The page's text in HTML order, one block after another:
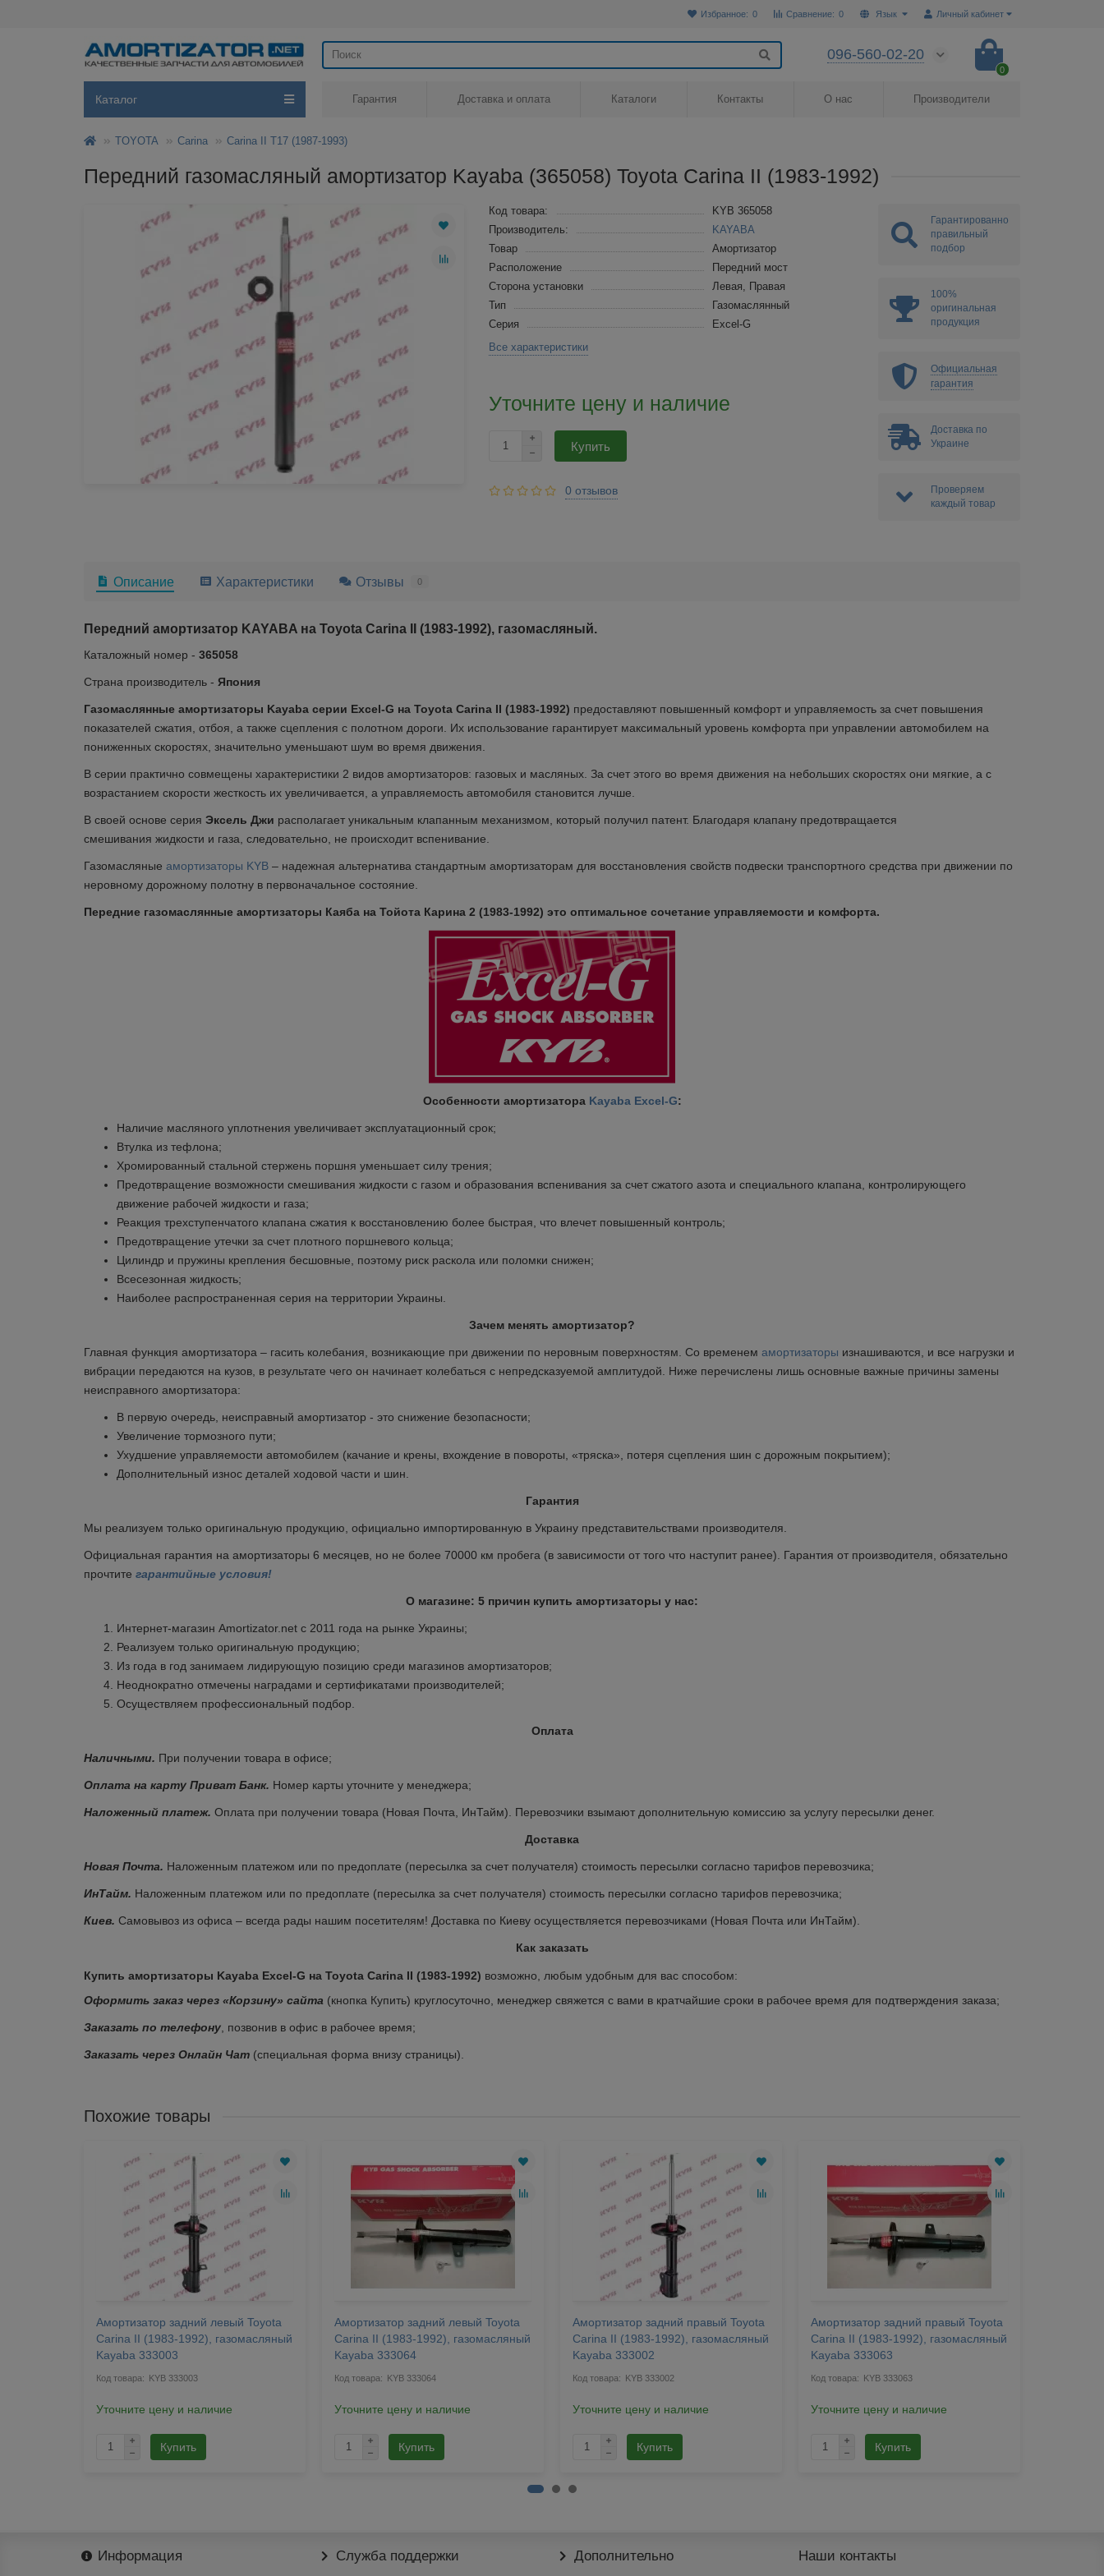
Личный кабинет
Язык
Сравнение: 0
Избранное: 0
096-560-02-20
0
Каталог Гарантия Доставка и оплата Каталоги Контакты О нас Производители
TOYOTA Carina Carina II T17 (1987-1993)
Выберите язык магазина
Передний газомасляный амортизатор Kayaba (365058) Toyota Carina II (1983-1992)
Код товара:
KYB 365058
Производитель:
KAYABA
Товар
Амортизатор
Расположение
Передний мост
Сторона установки
Левая, Правая
Тип
Газомаслянный
Серия
Excel-G
Все характеристики
Уточните цену и наличие
Купить
0 отзывов
Гарантированно
правильный
подбор
100%
оригинальная
продукция
Официальная
гарантия
Доставка по
Украине
Проверяем
каждый товар
Описание Характеристики Отзывы 0
Передний амортизатор KAYABA на Toyota Carina II (1983-1992), газомасляный.
Каталожный номер - 365058
Страна производитель - Япония
Газомаслянные амортизаторы Kayaba серии Excel-G на Toyota Carina II (1983-1992) предоставляют повышенный комфорт и управляемость за счет повышения
показателей сжатия, отбоя, а также сцепления с полотном дороги. Их использование гарантирует максимальный уровень комфорта при управлении автомобилем на
пониженных скоростях, значительно уменьшают шум во время движения.
В серии практично совмещены характеристики 2 видов амортизаторов: газовых и масляных. За счет этого во время движения на небольших скоростях они мягкие, а с
возрастанием скорости жесткость их увеличивается, а управляемость автомобиля становится лучше.
В своей основе серия Эксель Джи располагает уникальным клапанным механизмом, который получил патент. Благодаря клапану предотвращается
смешивания жидкости и газа, следовательно, не происходит вспенивание.
Газомасляные амортизаторы KYB – надежная альтернатива стандартным амортизаторам для восстановления свойств подвески транспортного средства при движении по
неровному дорожному полотну в первоначальное состояние.
Передние газомаслянные амортизаторы Каяба на Тойота Карина 2 (1983-1992) это оптимальное сочетание управляемости и комфорта.
Особенности амортизатора Kayaba Excel-G:
Наличие масляного уплотнения увеличивает эксплуатационный срок;
Втулка из тефлона;
Хромированный стальной стержень поршня уменьшает силу трения;
Предотвращение возможности смешивания жидкости с газом и образования вспенивания за счет сжатого азота и специального клапана, контролирующего
движение рабочей жидкости и газа;
Реакция трехступенчатого клапана сжатия к восстановлению более быстрая, что влечет повышенный контроль;
Предотвращение утечки за счет плотного поршневого кольца;
Цилиндр и пружины крепления бесшовные, поэтому риск раскола или поломки снижен;
Всесезонная жидкость;
Наиболее распространенная серия на территории Украины.
Зачем менять амортизатор?
Главная функция амортизатора – гасить колебания, возникающие при движении по неровным поверхностям. Со временем амортизаторы изнашиваются, и все нагрузки и
вибрации передаются на кузов, в результате чего он начинает колебаться с непредсказуемой амплитудой. Ниже перечислены лишь основные важные причины замены
неисправного амортизатора:
В первую очередь, неисправный амортизатор - это снижение безопасности;
Увеличение тормозного пути;
Ухудшение управляемости автомобилем (качание и крены, вхождение в повороты, «тряска», потеря сцепления шин с дорожным покрытием);
Дополнительный износ деталей ходовой части и шин.
Гарантия
Мы реализуем только оригинальную продукцию, официально импортированную в Украину представительствами производителя.
Официальная гарантия на амортизаторы 6 месяцев, но не более 70000 км пробега (в зависимости от того что наступит ранее). Гарантия от производителя, обязательно
прочтите гарантийные условия!
О магазине: 5 причин купить амортизаторы у нас:
Интернет-магазин Amortizator.net с 2011 года на рынке Украины;
Реализуем только оригинальную продукцию;
Из года в год занимаем лидирующую позицию среди магазинов амортизаторов;
Неоднократно отмечены наградами и сертификатами производителей;
Осуществляем профессиональный подбор.
Оплата
Наличными. При получении товара в офисе;
Оплата на карту Приват Банк. Номер карты уточните у менеджера;
Наложенный платеж. Оплата при получении товара (Новая Почта, ИнТайм). Перевозчики взымают дополнительную комиссию за услугу пересылки денег.
Доставка
Новая Почта. Наложенным платежом или по предоплате (пересылка за счет получателя) стоимость пересылки согласно тарифов перевозчика;
ИнТайм. Наложенным платежом или по предоплате (пересылка за счет получателя) стоимость пересылки согласно тарифов перевозчика;
Киев. Самовывоз из офиса – всегда рады нашим посетителям! Доставка по Киеву осуществляется перевозчиками (Новая Почта или ИнТайм).
Как заказать
Купить амортизаторы Kayaba Excel-G на Toyota Carina II (1983-1992) возможно, любым удобным для вас способом:
Оформить заказ через «Корзину» сайта (кнопка Купить) круглосуточно, менеджер свяжется с вами в кратчайшие сроки в рабочее время для подтверждения заказа;
Заказать по телефону, позвонив в офис в рабочее время;
Заказать через Онлайн Чат (специальная форма внизу страницы).
Похожие товары
Амортизатор задний левый Toyota
Carina II (1983-1992), газомасляный
Kayaba 333003
KYB 333003
Уточните цену и наличие
Купить
Амортизатор задний левый Toyota
Carina II (1983-1992), газомасляный
Kayaba 333064
KYB 333064
Уточните цену и наличие
Купить
Амортизатор задний правый Toyota
Carina II (1983-1992), газомасляный
Kayaba 333002
KYB 333002
Уточните цену и наличие
Купить
Амортизатор задний правый Toyota
Carina II (1983-1992), газомасляный
Kayaba 333063
KYB 333063
Уточните цену и наличие
Купить
Информация Служба поддержки Дополнительно Наши контакты